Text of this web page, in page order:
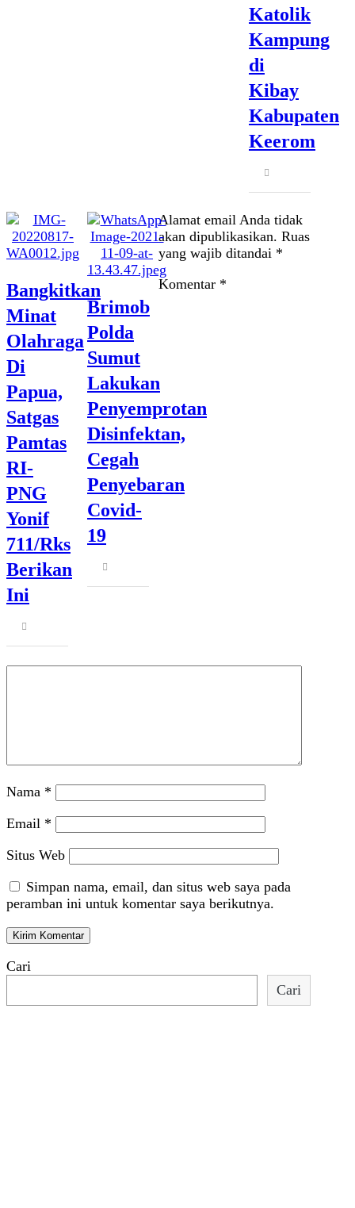
Katolik
Kampung
di
Kibay
Kabupaten
Keerom
Share
Bangkitkan
Minat
Olahraga
Di
Papua,
Satgas
Pamtas
RI-
PNG
Yonif
711/Rks
Berikan
Ini
Share
Brimob
Polda
Sumut
Lakukan
Penyemprotan
Disinfektan,
Cegah
Penyebaran
Covid-
19
Share
Alamat email Anda tidak
akan dipublikasikan. Ruas
yang wajib ditandai *
Komentar *
Nama *
Email *
Situs Web
Simpan nama, email, dan situs web saya pada
peramban ini untuk komentar saya berikutnya.
Cari
Cari